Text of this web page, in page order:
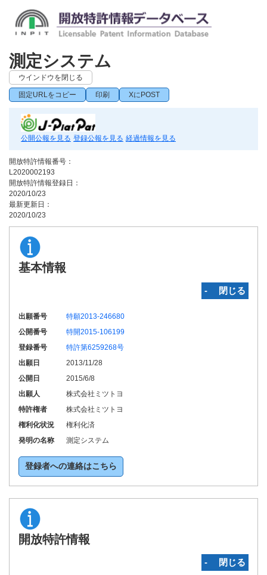
測定システム
ウインドウを閉じる
固定URLをコピー 印刷 XにPOST
公開公報を見る 登録公報を見る 経過情報を見る
開放特許情報番号：
L2020002193
開放特許情報登録日：
2020/10/23
最新更新日：
2020/10/23
基本情報
‐ 閉じる
出願番号
特願2013-246680
公開番号
特開2015-106199
登録番号
特許第6259268号
出願日
2013/11/28
公開日
2015/6/8
出願人
株式会社ミツトヨ
特許権者
株式会社ミツトヨ
権利化状況
権利化済
発明の名称
測定システム
登録者への連絡はこちら
開放特許情報
‐ 閉じる